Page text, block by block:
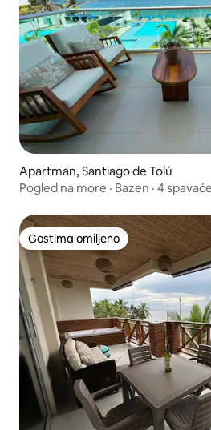
Apartman, Santiago de Tolú
Pogled na more · Bazen · 4
Gostima omiljeno
Gostima omiljeno